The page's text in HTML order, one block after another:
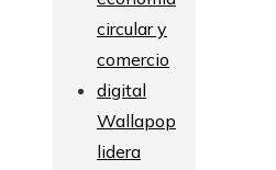
Wallapop
lidera